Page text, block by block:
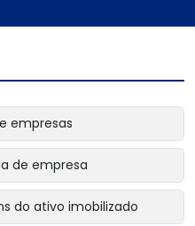
empresas
de empresa
do ativo imobilizado